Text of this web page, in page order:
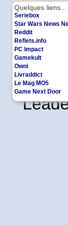
Quelques liens...
Seriebox
Star Wars News
Reddit
Reflets.info
PC Impact
Gamekult
Owni
Livraddict
Le Mag MO5
Game Next Door